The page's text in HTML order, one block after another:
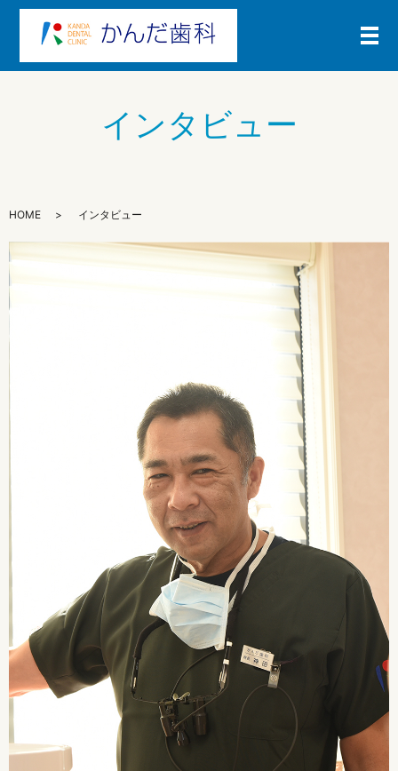
メ
インタビュー
HOME インタビュー